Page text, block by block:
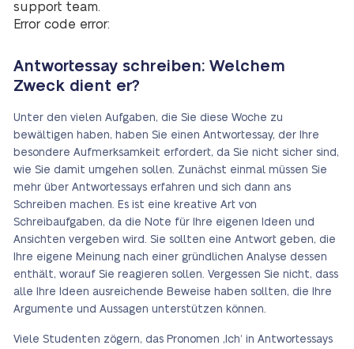
support team.
Error code error:
Antwortessay schreiben: Welchem
Zweck dient er?
Unter den vielen Aufgaben, die Sie diese Woche zu
bewältigen haben, haben Sie einen Antwortessay, der Ihre
besondere Aufmerksamkeit erfordert, da Sie nicht sicher sind,
wie Sie damit umgehen sollen. Zunächst einmal müssen Sie
mehr über Antwortessays erfahren und sich dann ans
Schreiben machen. Es ist eine kreative Art von
Schreibaufgaben, da die Note für Ihre eigenen Ideen und
Ansichten vergeben wird. Sie sollten eine Antwort geben, die
Ihre eigene Meinung nach einer gründlichen Analyse dessen
enthält, worauf Sie reagieren sollen. Vergessen Sie nicht, dass
alle Ihre Ideen ausreichende Beweise haben sollten, die Ihre
Argumente und Aussagen unterstützen können.
Viele Studenten zögern, das Pronomen ‚Ich‘ in Antwortessays